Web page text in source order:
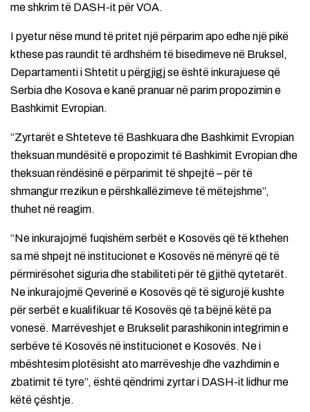
me shkrim të DASH-it për VOA.
I pyetur nëse mund të pritet një përparim apo edhe një pikë
kthese pas raundit të ardhshëm të bisedimeve në Bruksel,
Departamenti i Shtetit u përgjigj se është inkurajuese që
Serbia dhe Kosova e kanë pranuar në parim propozimin e
Bashkimit Evropian.
“Zyrtarët e Shteteve të Bashkuara dhe Bashkimit Evropian
theksuan mundësitë e propozimit të Bashkimit Evropian dhe
theksuan rëndësinë e përparimit të shpejtë – për të
shmangur rrezikun e përshkallëzimeve të mëtejshme”,
thuhet në reagim.
“Ne inkurajojmë fuqishëm serbët e Kosovës që të kthehen
sa më shpejt në institucionet e Kosovës në mënyrë që të
përmirësohet siguria dhe stabiliteti për të gjithë qytetarët.
Ne inkurajojmë Qeverinë e Kosovës që të sigurojë kushte
për serbët e kualifikuar të Kosovës që ta bëjnë këtë pa
vonesë. Marrëveshjet e Brukselit parashikonin integrimin e
serbëve të Kosovës në institucionet e Kosovës. Ne i
mbështesim plotësisht ato marrëveshje dhe vazhdimin e
zbatimit të tyre”, është qëndrimi zyrtar i DASH-it lidhur me
këtë çështje.